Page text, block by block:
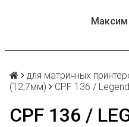
Максим
для матричных
(12,7мм)
CPF 136 /
CPF 136 /